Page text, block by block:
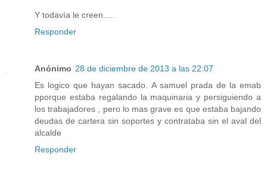
Y todavía le creen.....
Responder
Anónimo 28 de diciembre de 2013 a las 22:07
Es logico que hayan sacado. A samuel prada de la emab
pporque estaba regalando la maquinaria y persiguiendo a
los trabajadores , pero lo mas grave es que estaba bajando
deudas de cartera sin soportes y contrataba sin el aval del
alcalde
Responder